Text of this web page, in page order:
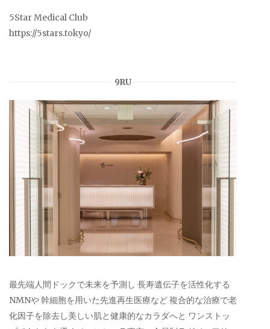
5Star Medical Club
https://5stars.tokyo/
9RU
最先端人間ドックで未来を予測し 長寿遺伝子を活性化する
NMNや 幹細胞を用いた先進再生医療など 複合的な治療で老
化因子を除去し美しい肌と健康的なカラダへと ワンストッ